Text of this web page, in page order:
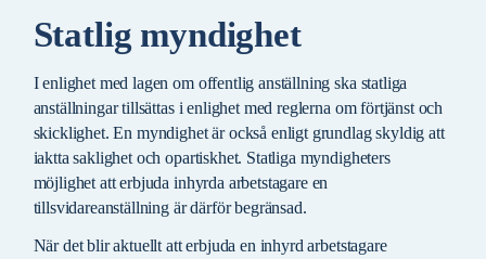
Statlig myndighet
I enlighet med lagen om offentlig anställning ska statliga
anställningar tillsättas i enlighet med reglerna om förtjänst och
skicklighet. En myndighet är också enligt grundlag skyldig att
iaktta saklighet och opartiskhet. Statliga myndigheters
möjlighet att erbjuda inhyrda arbetstagare en
tillsvidareanställning är därför begränsad.
När det blir aktuellt att erbjuda en inhyrd arbetstagare